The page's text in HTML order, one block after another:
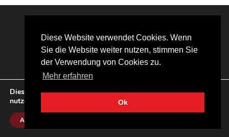
Diese Website verwendet Cookies. Wenn
Sie die Website weiter nutzen, stimmen Sie
der Verwendung von Cookies zu.
Mehr erfahren
Ok
Datenschutzerklärung
Diese Website verwendet Cookies. Wenn Sie die Website weiter
nutzen, stimmen Sie der Verwendung von Cookies zu.
Akzeptieren